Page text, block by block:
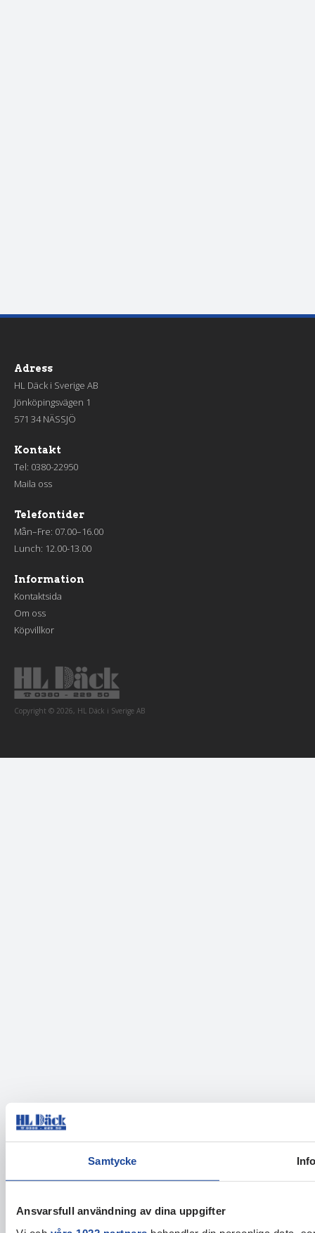
Samtycke
Ansvarsfull användning av dina uppgifter
Adress
HL Däck i Sverige AB
Jönköpingsvägen 1
571 34 NÄSSJÖ
Kontakt
Tel: 0380-22950
Maila oss
Telefontider
Mån–Fre: 07.00–16.00
Lunch: 12.00-13.00
Information
Kontaktsida
Om oss
Köpvillkor
Copyright © 2026, HL Däck i Sverige AB